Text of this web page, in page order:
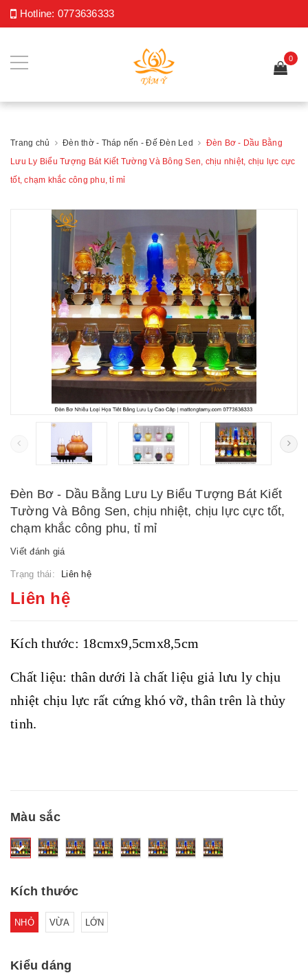
Hotline: 0773636333
0
Trang chủ Đèn thờ - Tháp nến - Đế Đèn Led Đèn Bơ - Dầu Bằng
Lưu Ly Biểu Tượng Bát Kiết Tường Và Bông Sen, chịu nhiệt, chịu lực cực
tốt, chạm khắc công phu, tỉ mỉ
Đèn Bơ - Dầu Bằng Lưu Ly Biểu Tượng Bát Kiết
Tường Và Bông Sen, chịu nhiệt, chịu lực cực tốt,
chạm khắc công phu, tỉ mỉ
Viết đánh giá
Trạng thái: Liên hệ
Liên hệ
Kích thước: 18cmx9,5cmx8,5cm
Chất liệu: thân dưới là chất liệu giả lưu ly chịu
nhiệt chịu lực rất cứng khó vỡ, thân trên là thủy
tinh.
Màu sắc
Kích thước
NHỎ VỪA LỚN
Kiểu dáng